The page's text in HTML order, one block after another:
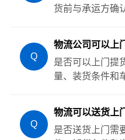
货前与承运方确
Q
物流公司可以上
是否可以上门提
量、装货条件和
Q
物流可以送货上
是否送货上门需